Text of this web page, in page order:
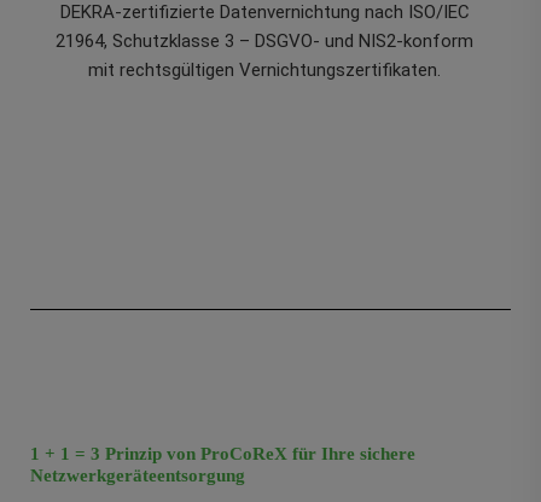
DEKRA-zertifizierte Datenvernichtung nach ISO/IEC
21964, Schutzklasse 3 – DSGVO- und NIS2-konform
mit rechtsgültigen Vernichtungszertifikaten.
1 + 1 = 3 Prinzip von ProCoReX für Ihre sichere
Netzwerkgeräteentsorgung